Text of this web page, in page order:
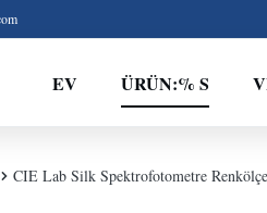
EV ÜRÜN:% S
CIE Lab Silk Spektrofotometre